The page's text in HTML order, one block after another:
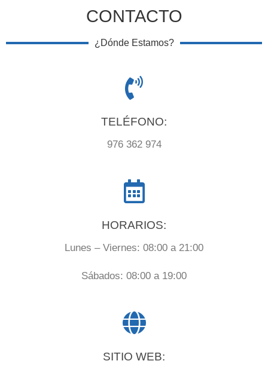
CONTACTO
¿Dónde Estamos?
TELÉFONO:
976 362 974
HORARIOS:
Lunes – Viernes: 08:00 a 21:00
Sábados: 08:00 a 19:00
SITIO WEB: